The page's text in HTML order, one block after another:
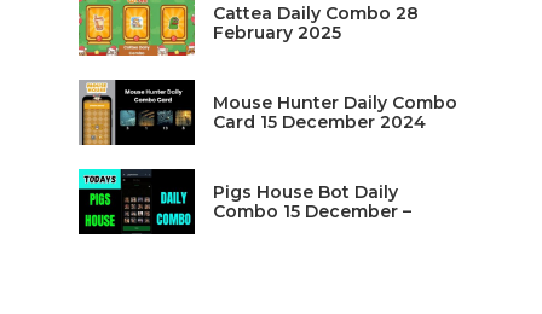
Cattea Daily Combo 28
February 2025
Mouse Hunter Daily Combo
Card 15 December 2024
Pigs House Bot Daily
Combo 15 December –